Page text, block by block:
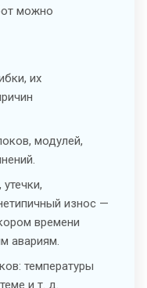
можно
их
модулей,
износ —
времени
авариям.
температуры
и т. д.